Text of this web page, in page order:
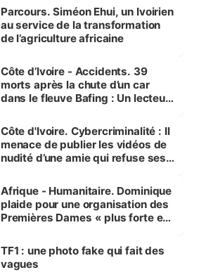
Parcours. Siméon Ehui, un Ivoirien
au service de la transformation
de l’agriculture africaine
Côte d’Ivoire - Accidents. 39
morts après la chute d’un car
dans le fleuve Bafing : Un lecteur
des Transports
Côte d'Ivoire. Cybercriminalité : Il
menace de publier les vidéos de
nudité d’une amie qui refuse ses
Afrique - Humanitaire. Dominique
plaide pour une organisation des
Premières Dames « plus forte et
sur la scène internationale »
TF1 : une photo fake qui fait des
vagues